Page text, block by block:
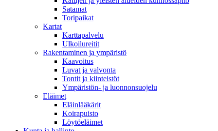
Satamat
Toripaikat
Kartat
Karttapalvelu
Ulkoilureitit
Rakentaminen ja ympäristö
Kaavoitus
Luvat ja valvonta
Tontit ja kiinteistöt
Ympäristön- ja luonnonsuojelu
Eläimet
Eläinlääkärit
Koirapuisto
Löytöeläimet